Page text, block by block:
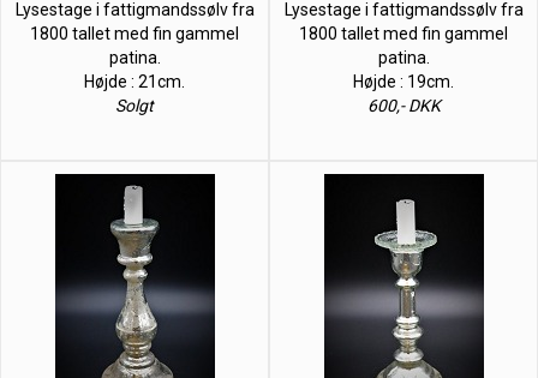
Lysestage i fattigmandssølv fra
1800 tallet med fin gammel
patina.
Højde : 21cm.
Solgt
Lysestage i fattigmandssølv fra
1800 tallet med fin gammel
patina.
Højde : 19cm.
600,- DKK